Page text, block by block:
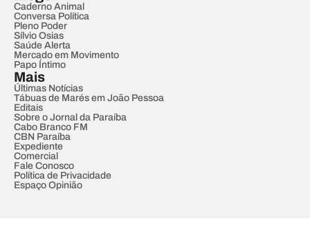
Caderno Animal
Conversa Política
Pleno Poder
Sílvio Osias
Saúde Alerta
Mercado em Movimento
Papo Íntimo
Mais
Últimas Notícias
Tábuas de Marés em João Pessoa
Editais
Sobre o Jornal da Paraíba
Cabo Branco FM
CBN Paraíba
Expediente
Comercial
Fale Conosco
Política de Privacidade
Espaço Opinião